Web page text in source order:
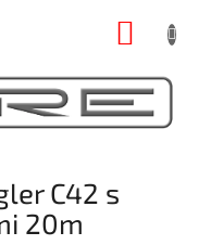
C42 s
20m